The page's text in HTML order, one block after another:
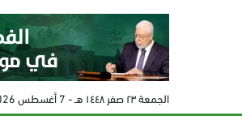
الجمعة ٢٣ صفر ١٤٤٨ هـ - 7 أغسطس 2026 م - الساعة 02:47 م